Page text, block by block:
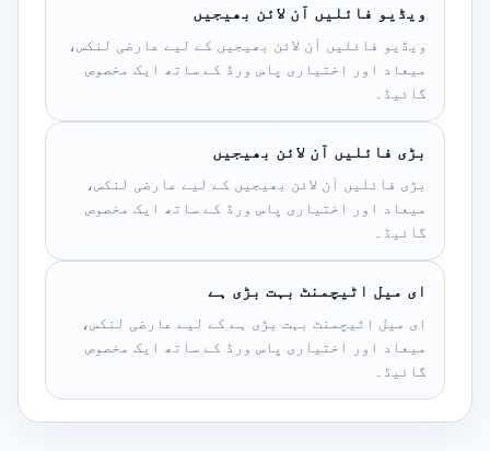
ویڈیو فائلیں آن لائن بھیجیں
ویڈیو فائلیں آن لائن بھیجیں کے لیے عارضی لنکس،
میعاد اور اختیاری پاس ورڈ کے ساتھ ایک مخصوص
گائیڈ۔
بڑی فائلیں آن لائن بھیجیں
بڑی فائلیں آن لائن بھیجیں کے لیے عارضی لنکس،
میعاد اور اختیاری پاس ورڈ کے ساتھ ایک مخصوص
گائیڈ۔
ای میل اٹیچمنٹ بہت بڑی ہے
ای میل اٹیچمنٹ بہت بڑی ہے کے لیے عارضی لنکس،
میعاد اور اختیاری پاس ورڈ کے ساتھ ایک مخصوص
گائیڈ۔